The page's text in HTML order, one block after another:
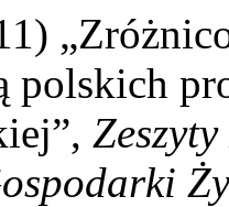
polskich